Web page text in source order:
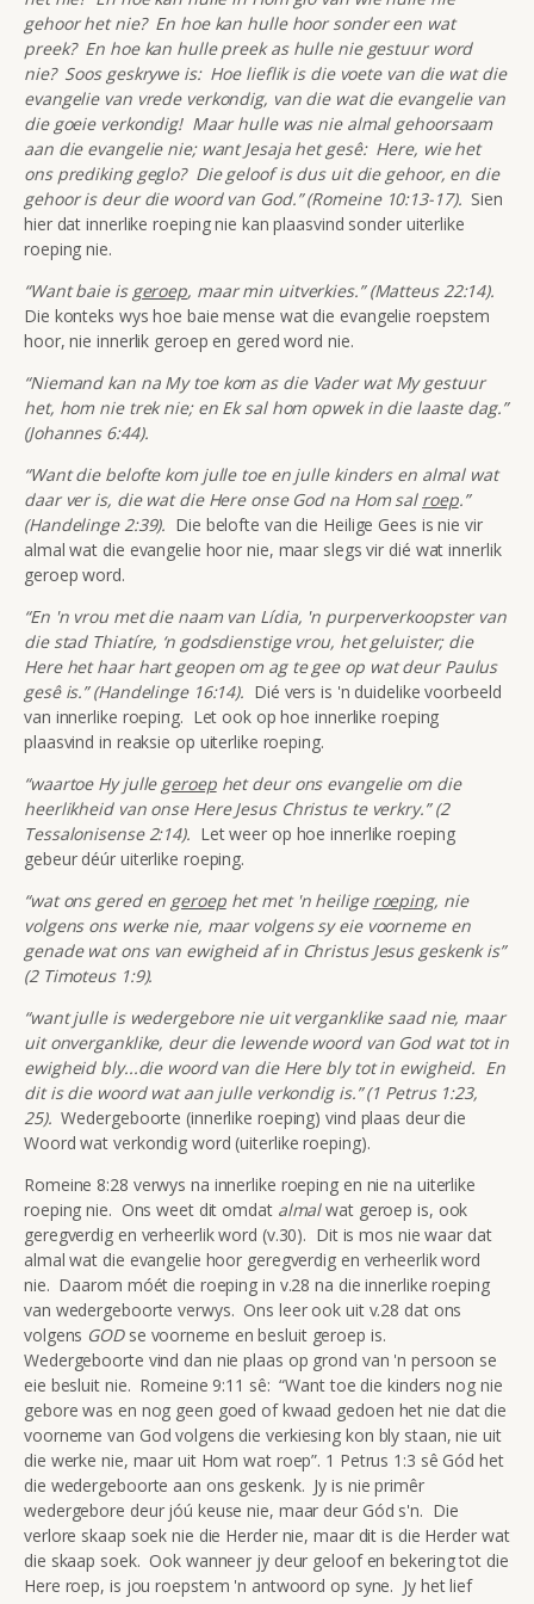
gehoor het nie? En hoe kan hulle hoor sonder een wat
preek? En hoe kan hulle preek as hulle nie gestuur word
nie? Soos geskrywe is: Hoe lieflik is die voete van die wat die
evangelie van vrede verkondig, van die wat die evangelie van
die goeie verkondig! Maar hulle was nie almal gehoorsaam
aan die evangelie nie; want Jesaja het gesê: Here, wie het
ons prediking geglo? Die geloof is dus uit die gehoor, en die
gehoor is deur die woord van God.” (Romeine 10:13-17). Sien
hier dat innerlike roeping nie kan plaasvind sonder uiterlike
roeping nie.
“Want baie is geroep, maar min uitverkies.” (Matteus 22:14).
Die konteks wys hoe baie mense wat die evangelie roepstem
hoor, nie innerlik geroep en gered word nie.
“Niemand kan na My toe kom as die Vader wat My gestuur
het, hom nie trek nie; en Ek sal hom opwek in die laaste dag.”
(Johannes 6:44).
“Want die belofte kom julle toe en julle kinders en almal wat
daar ver is, die wat die Here onse God na Hom sal roep.”
(Handelinge 2:39). Die belofte van die Heilige Gees is nie vir
almal wat die evangelie hoor nie, maar slegs vir dié wat innerlik
geroep word.
“En 'n vrou met die naam van Lídia, 'n purperverkoopster van
die stad Thiatíre, ‘n godsdienstige vrou, het geluister; die
Here het haar hart geopen om ag te gee op wat deur Paulus
gesê is.” (Handelinge 16:14). Dié vers is 'n duidelike voorbeeld
van innerlike roeping. Let ook op hoe innerlike roeping
plaasvind in reaksie op uiterlike roeping.
“waartoe Hy julle geroephet deur ons evangelie om die
heerlikheid van onse Here Jesus Christus te verkry.” (2
Tessalonisense 2:14). Let weer op hoe innerlike roeping
gebeur déúr uiterlike roeping.
“wat ons gered en geroephet met 'n heilige roeping, nie
volgens ons werke nie, maar volgens sy eie voorneme en
genade wat ons van ewigheid af in Christus Jesus geskenk is”
(2 Timoteus 1:9).
“want julle is wedergebore nie uit verganklike saad nie, maar
uit onverganklike, deur die lewende woord van God wat tot in
ewigheid bly...die woord van die Here bly tot in ewigheid. En
dit is die woord wat aan julle verkondig is.” (1 Petrus 1:23,
25). Wedergeboorte (innerlike roeping) vind plaas deur die
Woord wat verkondig word (uiterlike roeping).
Romeine 8:28 verwys na innerlike roeping en nie na uiterlike
roeping nie. Ons weet dit omdat almalwat geroep is, ook
geregverdig en verheerlik word (v.30). Dit is mos nie waar dat
almal wat die evangelie hoor geregverdig en verheerlik word
nie. Daarom móét die roeping in v.28 na die innerlike roeping
van wedergeboorte verwys. Ons leer ook uit v.28 dat ons
volgens GOD se voorneme en besluit geroep is.
Wedergeboorte vind dan nie plaas op grond van 'n persoon se
eie besluit nie. Romeine 9:11 sê: “Want toe die kinders nog nie
gebore was en nog geen goed of kwaad gedoen het nie dat die
voorneme van God volgens die verkiesing kon bly staan, nie uit
die werke nie, maar uit Hom wat roep”. 1 Petrus 1:3 sê Gód het
die wedergeboorte aan ons geskenk. Jy is nie primêr
wedergebore deur jóú keuse nie, maar deur Gód s'n. Die
verlore skaap soek nie die Herder nie, maar dit is die Herder wat
die skaap soek. Ook wanneer jy deur geloof en bekering tot die
Here roep, is jou roepstem 'n antwoord op syne. Jy het lief